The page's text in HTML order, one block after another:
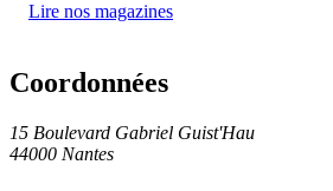
Lire nos magazines
Coordonnées
15 Boulevard Gabriel Guist'Hau
44000 Nantes